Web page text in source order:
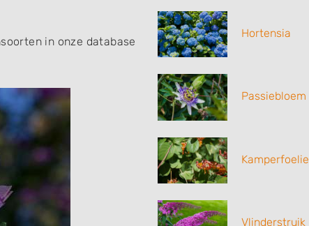
in onze database
Hortensia
Passiebloem
Kamperfoelie
Vlinderstruik